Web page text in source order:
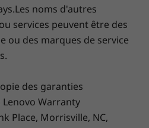
à 90 % de plastique
dans le sac du système.
de l'ordinateur portable
même 30 % de plastique
Enregistré
performance
la longévité du produit,
et l'efficacité
la région/le modèle et la
noms d'autres
services peuvent être des
ou des marques de service
des garanties
Lenovo Warranty
Place, Morrisville, NC,